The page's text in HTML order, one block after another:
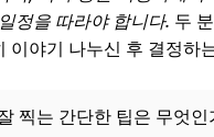
정을 따라야 합니다. 두
이야기 나누신 후 결정하
찍는 간단한 팁은 무엇인